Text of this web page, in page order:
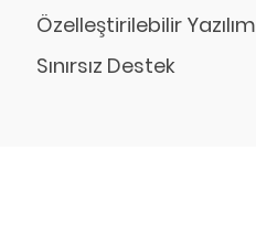
Özelleştirilebilir Yazılım
Sınırsız Destek